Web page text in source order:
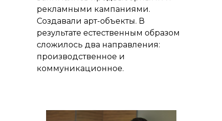
рекламными кампаниями.
Создавали арт-объекты. В
результате естественным образом
сложилось два направления:
производственное и
коммуникационное.